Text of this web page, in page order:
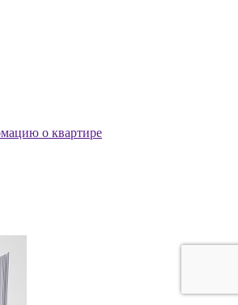
о квартире